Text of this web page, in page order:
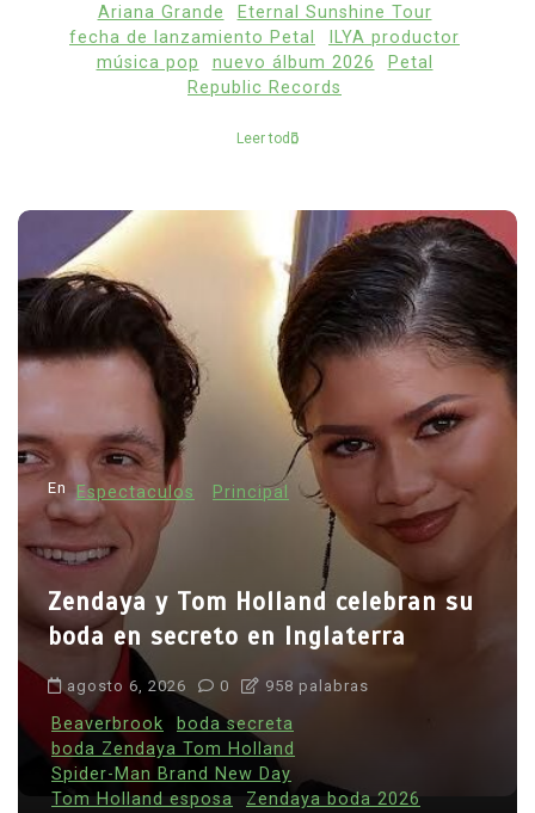
Ariana Grande
Eternal Sunshine Tour
fecha de lanzamiento Petal
ILYA productor
música pop
nuevo álbum 2026
Petal
Republic Records
Leer todo
En Espectaculos Principal
Zendaya y Tom Holland celebran su
boda en secreto en Inglaterra
agosto 6, 2026 0 958 palabras
Beaverbrook
boda secreta
boda Zendaya Tom Holland
Spider-Man Brand New Day
Tom Holland esposa
Zendaya boda 2026